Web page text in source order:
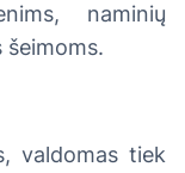
naminių
šeimoms.
valdomas tiek